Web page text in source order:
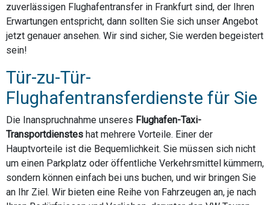
zuverlässigen Flughafentransfer in Frankfurt sind, der Ihren
Erwartungen entspricht, dann sollten Sie sich unser Angebot
jetzt genauer ansehen. Wir sind sicher, Sie werden begeistert
sein!
Tür-zu-Tür-
Flughafentransferdienste für Sie
Die Inanspruchnahme unseres Flughafen-Taxi-
Transportdienstes hat mehrere Vorteile. Einer der
Hauptvorteile ist die Bequemlichkeit. Sie müssen sich nicht
um einen Parkplatz oder öffentliche Verkehrsmittel kümmern,
sondern können einfach bei uns buchen, und wir bringen Sie
an Ihr Ziel. Wir bieten eine Reihe von Fahrzeugen an, je nach